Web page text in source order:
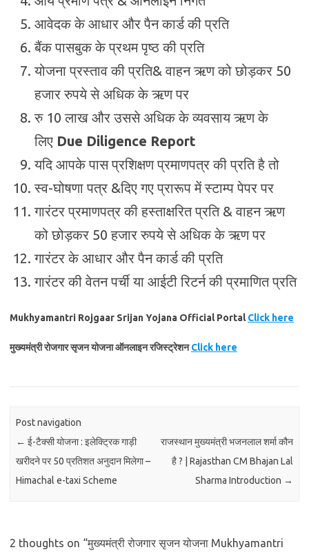
आवेदक के आधार और पैन कार्ड की प्रति
बैंक पासबुक के प्रथम पृष्ठ की प्रति
योजना प्रस्ताव की प्रति& वाहन ऋण को छोड़कर 50
हजार रुपये से अधिक के ऋण पर
रु 10 लाख और उससे अधिक के व्यवसाय ऋण के
लिए Due Diligence Report
यदि आपके पास प्रशिक्षण प्रमाणपत्र की प्रति है तो
स्व-घोषणा पत्र &दिए गए प्रारूप में स्टाम्प पेपर पर
गारंटर प्रमाणपत्र की हस्ताक्षरित प्रति & वाहन ऋण
को छोड़कर 50 हजार रुपये से अधिक के ऋण पर
गारंटर के आधार और पैन कार्ड की प्रति
गारंटर की वेतन पर्ची या आईटी रिटर्न की प्रमाणित प्रति
Mukhyamantri Rojgaar Srijan Yojana Official PortalClick here
मुख्यमंत्री रोजगार सृजन योजना ऑनलाइन रजिस्ट्रेशनClick here
Post navigation
← ई-टैक्सी योजना : इलेक्ट्रिक गाड़ी
खरीदने पर 50 प्रतिशत अनुदान मिलेगा –
Himachal e-taxi Scheme
राजस्थान मुख्यमंत्री भजनलाल शर्मा कौन
है ? | Rajasthan CM Bhajan Lal
Sharma Introduction →
2 thoughts on “मुख्यमंत्री रोजगार सृजन योजना Mukhyamantri